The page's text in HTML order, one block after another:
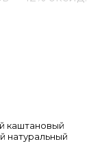
каштановый
натуральный